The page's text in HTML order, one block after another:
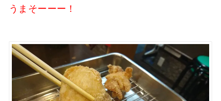
うまそーーー！